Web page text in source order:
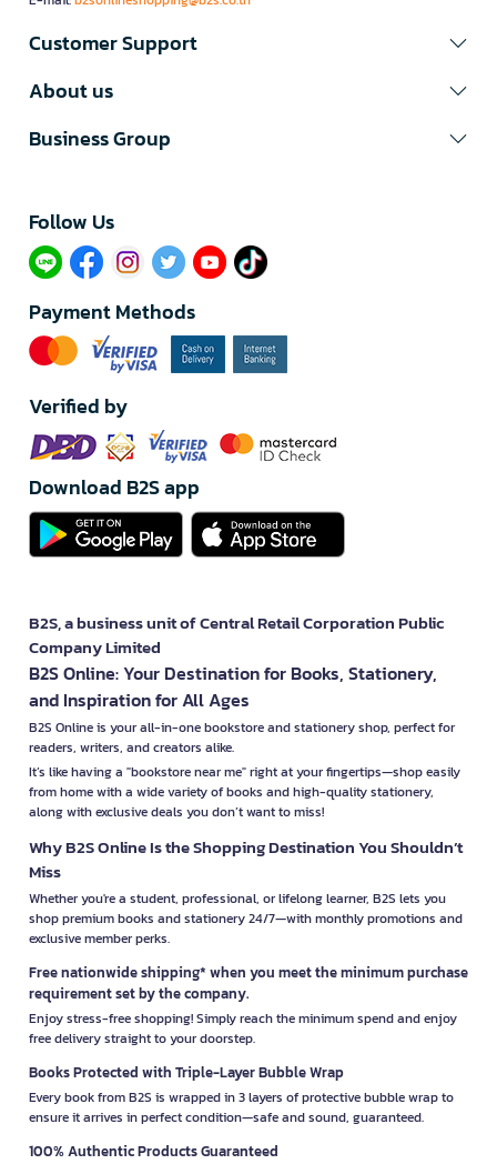
Customer Support
About us
Business Group
Follow Us​
Payment Methods
Verified by
Download B2S app
B2S, a business unit of Central Retail Corporation Public
Company Limited
B2S Online: Your Destination for Books, Stationery,
and Inspiration for All Ages
B2S Online is your all-in-one bookstore and stationery shop, perfect for
readers, writers, and creators alike.
It’s like having a "bookstore near me" right at your fingertips—shop easily
from home with a wide variety of books and high-quality stationery,
along with exclusive deals you don’t want to miss!
Why B2S Online Is the Shopping Destination You Shouldn’t
Miss
Whether you're a student, professional, or lifelong learner, B2S lets you
shop premium books and stationery 24/7—with monthly promotions and
exclusive member perks.
Free nationwide shipping* when you meet the minimum purchase
requirement set by the company.
Enjoy stress-free shopping! Simply reach the minimum spend and enjoy
free delivery straight to your doorstep.
Books Protected with Triple-Layer Bubble Wrap
Every book from B2S is wrapped in 3 layers of protective bubble wrap to
ensure it arrives in perfect condition—safe and sound, guaranteed.
100% Authentic Products Guaranteed